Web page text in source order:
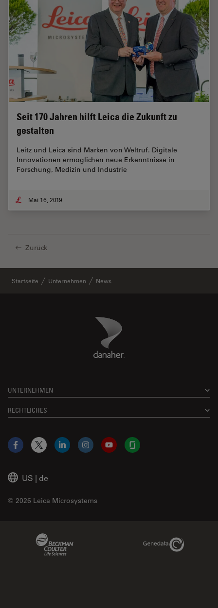
Seit 170 Jahren hilft Leica die Zukunft zu
gestalten
Leitz und Leica sind Marken von Weltruf. Digitale
Innovationen ermöglichen neue Erkenntnisse in
Forschung, Medizin und Industrie
Mai 16, 2019
Zurück
Startseite Unternehmen News
Danaher Logo
UNTERNEHMEN
RECHTLICHES
US | de
© 2026 Leica Microsystems
Facebook
X LinkedInInstagramYouTubeGlassdoor
Genedata Link